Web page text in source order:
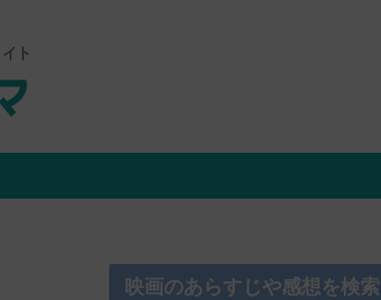
映画のあらすじや感想を検索